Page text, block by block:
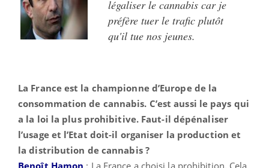
légaliser le cannabis car je
préfère tuer le trafic plutôt
qu'il tue nos jeunes.
La France est la championne d’Europe de la
consommation de cannabis. C’est aussi le pays qui
a la loi la plus prohibitive. Faut-il dépénaliser
l’usage et l’Etat doit-il organiser la production et
la distribution de cannabis ?
Benoît Hamon : La France a choisi la prohibition. Cela